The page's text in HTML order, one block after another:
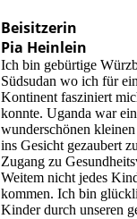
Beisitzerin
Pia Heinlein
Ich bin gebürtige
Südsudan wo ich für
Kontinent fasziniert
konnte. Uganda war
wunderschönen
ins Gesicht gezaubert
Zugang zu
Weitem nicht jedes
kommen. Ich bin
Kinder durch unseren